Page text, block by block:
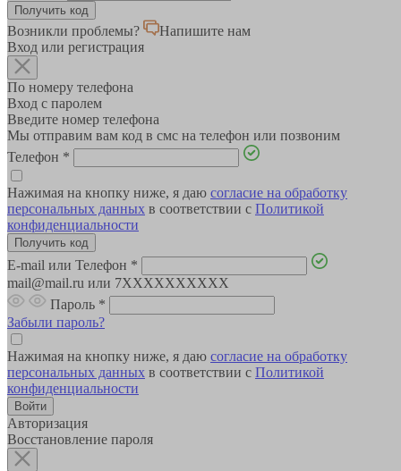
Возникли проблемы?
Напишите нам
Вход или регистрация
По номеру телефона
Вход с паролем
Введите номер телефона
Мы отправим вам код в смс на телефон или позвоним
Телефон *
Нажимая на кнопку ниже, я даю согласие на обработку
персональных данных в соответствии с Политикой
конфиденциальности
E-mail или Телефон *
mail@mail.ru или 7XXXXXXXXXX
Пароль *
Забыли пароль?
Нажимая на кнопку ниже, я даю согласие на обработку
персональных данных в соответствии с Политикой
конфиденциальности
Авторизация
Восстановление пароля